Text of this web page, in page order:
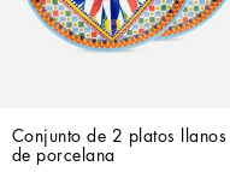
Conjunto de 2 platos llanos
de porcelana